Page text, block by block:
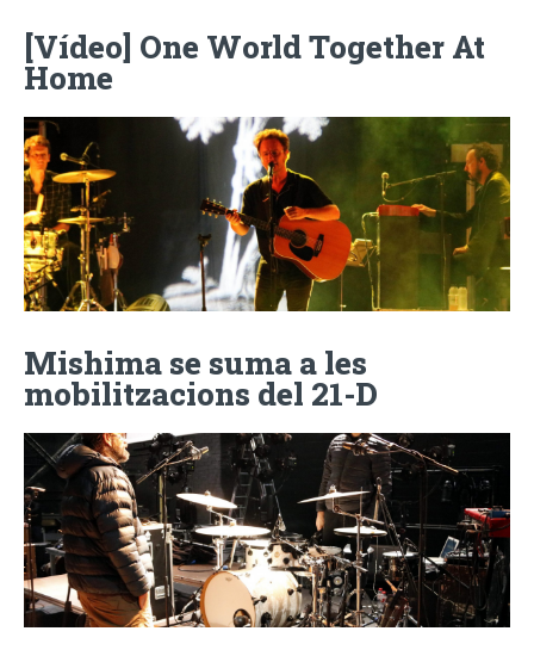
[Vídeo] One World Together At
Home
Mishima se suma a les
mobilitzacions del 21-D